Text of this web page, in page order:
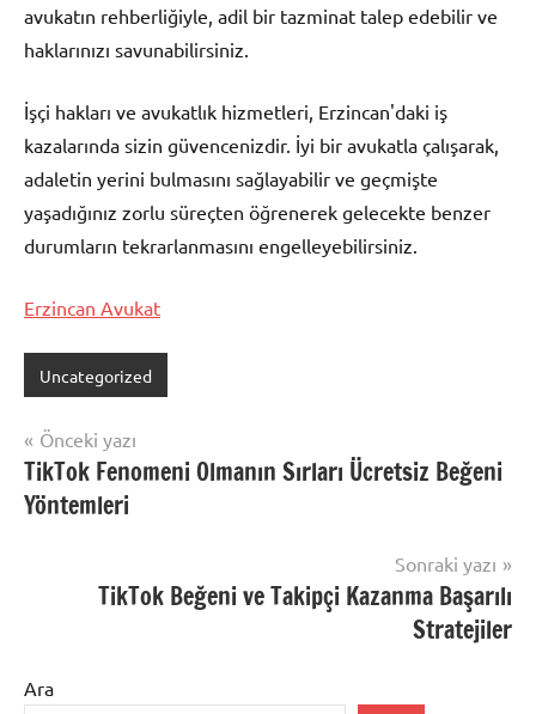
avukatın rehberliğiyle, adil bir tazminat talep edebilir ve
haklarınızı savunabilirsiniz.
İşçi hakları ve avukatlık hizmetleri, Erzincan'daki iş
kazalarında sizin güvencenizdir. İyi bir avukatla çalışarak,
adaletin yerini bulmasını sağlayabilir ve geçmişte
yaşadığınız zorlu süreçten öğrenerek gelecekte benzer
durumların tekrarlanmasını engelleyebilirsiniz.
Erzincan Avukat
Uncategorized
Yazı
gezinmesi
Önceki yazı
TikTok Fenomeni Olmanın Sırları Ücretsiz Beğeni
Yöntemleri
Sonraki yazı
TikTok Beğeni ve Takipçi Kazanma Başarılı
Stratejiler
Ara